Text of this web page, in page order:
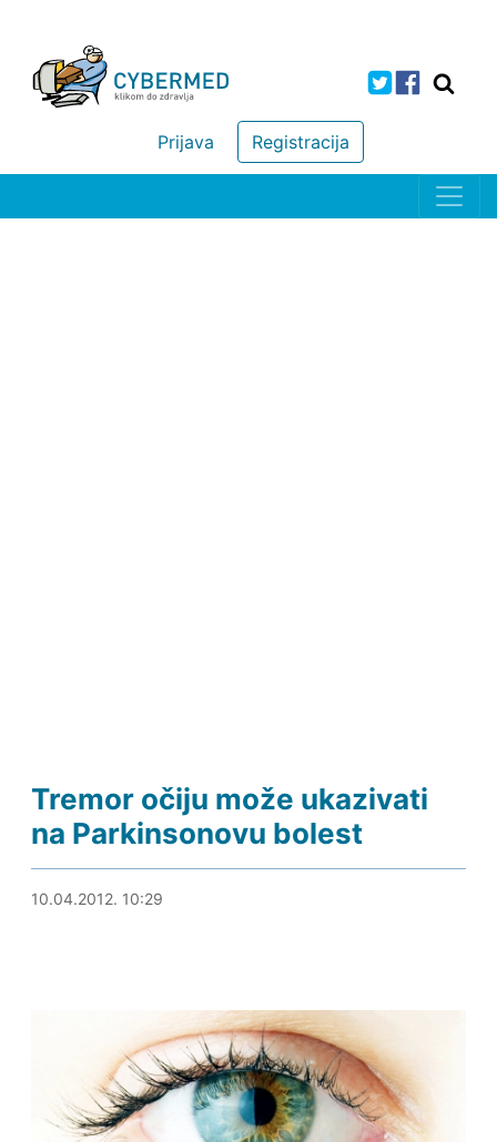
Registracija
Prijava
Tremor očiju može ukazivati
na Parkinsonovu bolest
10.04.2012. 10:57
10.04.2012. 10:29